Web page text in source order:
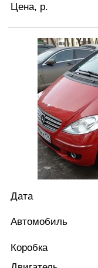
Цена, р.
Дата
Автомобиль
Коробка